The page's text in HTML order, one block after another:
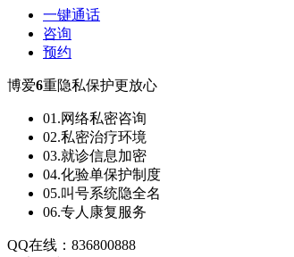
一键通话
咨询
预约
博爱6重隐私保护更放心
01.网络私密咨询
02.私密治疗环境
03.就诊信息加密
04.化验单保护制度
05.叫号系统隐全名
06.专人康复服务
QQ在线：836800888